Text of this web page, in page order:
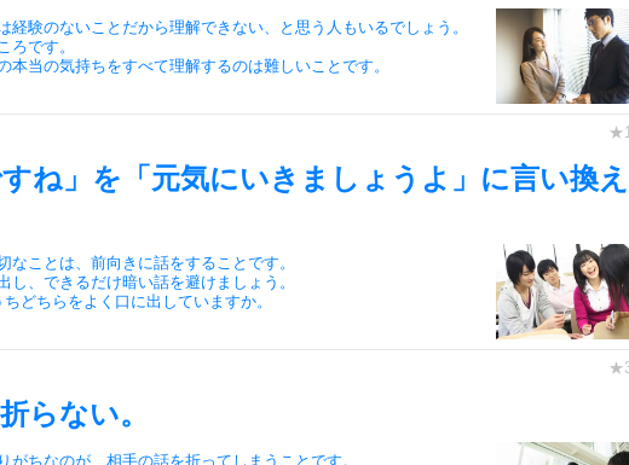
経験のないことだから理解できない、と思う人もいるでしょう。
ろです。
本当の気持ちをすべて理解するのは難しいことです。
すね」を「元気にいきましょうよ」に言い換え
なことは、前向きに話をすることです。
し、できるだけ暗い話を避けましょう。
どちらをよく口に出していますか。
らない。
がちなのが、相手の話を折ってしまうことです。